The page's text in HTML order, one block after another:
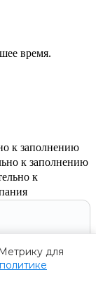
для
политике
время.
к заполнению
к заполнению
к